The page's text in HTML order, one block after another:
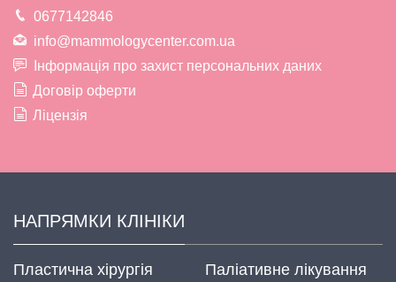
0677142846
info@mammologycenter.com.ua
Інформація про захист персональних даних
Договір оферти
Ліцензія
НАПРЯМКИ КЛІНІКИ
Пластична хірургія
Паліативне лікування